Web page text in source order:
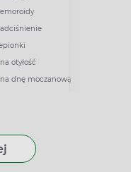
otyłość
dnę moczanową